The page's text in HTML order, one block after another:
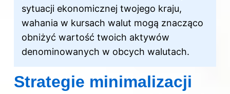
sytuacji ekonomicznej twojego kraju,
wahania w kursach walut mogą znacząco
obniżyć wartość twoich aktywów
denominowanych w obcych walutach.
Strategie minimalizacji